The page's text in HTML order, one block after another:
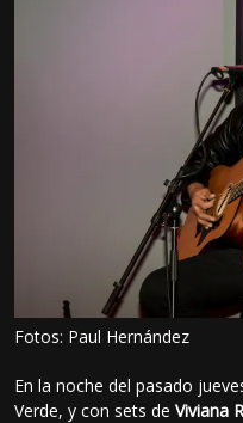
Fotos: Paul Hernández
En la noche del pasado
Verde, y con sets deViviana